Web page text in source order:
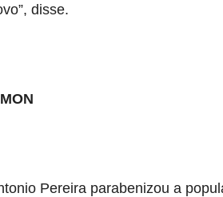
disse.
Pereira parabenizou a